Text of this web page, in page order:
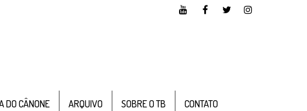
DO CÂNONE ARQUIVO SOBRE O TB CONTATO